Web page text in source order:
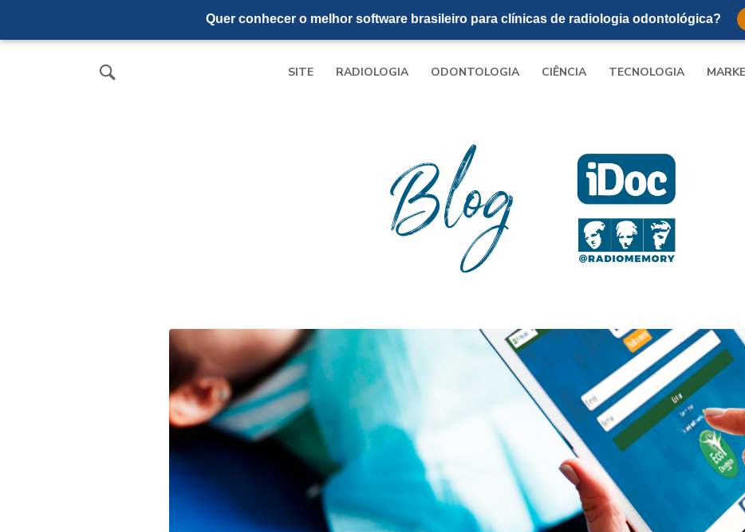
Quer conhecer o melhor software brasileiro para clínicas de radiologia odontológica?
SITE RADIOLOGIA ODONTOLOGIA CIÊNCIA TECNOLOGIA